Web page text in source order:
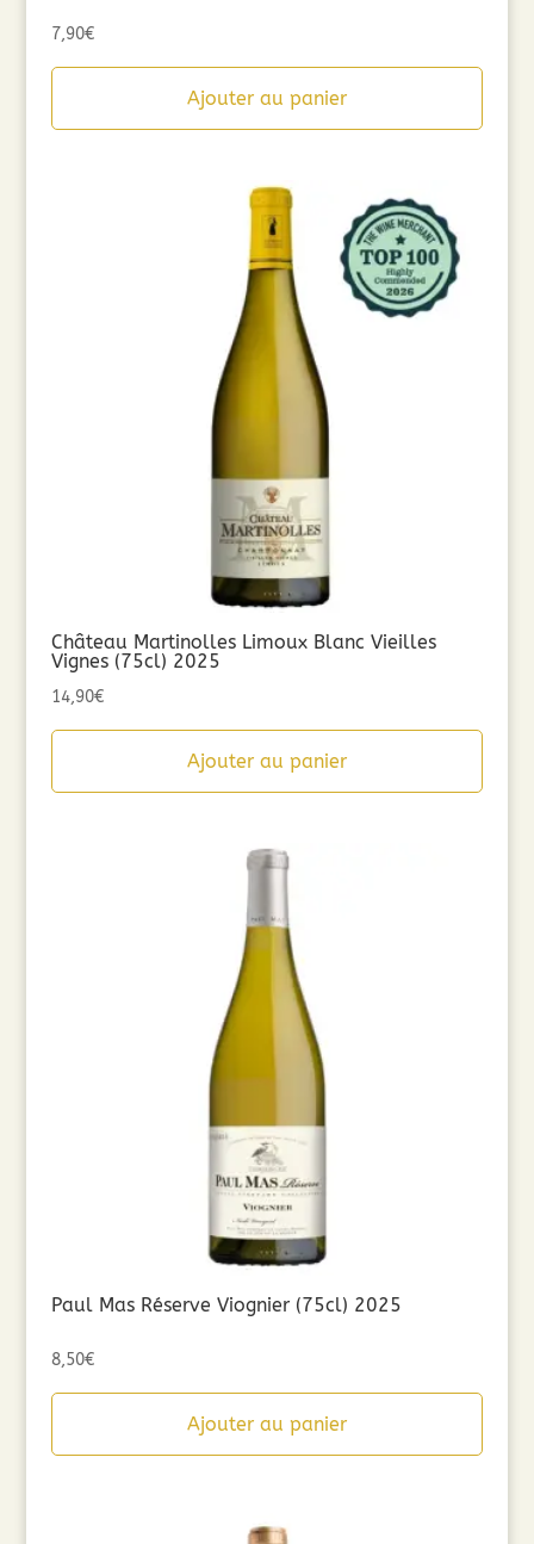
7,90€
Ajouter au panier
Château Martinolles Limoux Blanc Vieilles
Vignes (75cl) 2025
14,90€
Ajouter au panier
Paul Mas Réserve Viognier (75cl) 2025
8,50€
Ajouter au panier